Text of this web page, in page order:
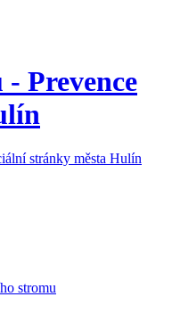
Prevence
stromu